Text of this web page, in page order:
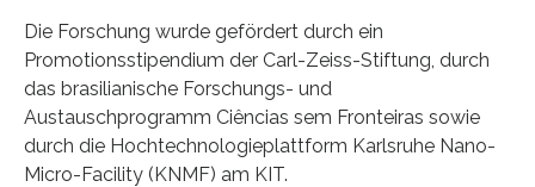
Die Forschung wurde gefördert durch ein
Promotionsstipendium der Carl-Zeiss-Stiftung, durch
das brasilianische Forschungs- und
Austauschprogramm Ciências sem Fronteiras sowie
durch die Hochtechnologieplattform Karlsruhe Nano-
Micro-Facility (KNMF) am KIT.